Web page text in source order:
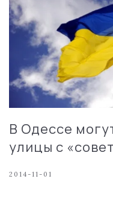
В Одессе
улицы с
2014-11-01